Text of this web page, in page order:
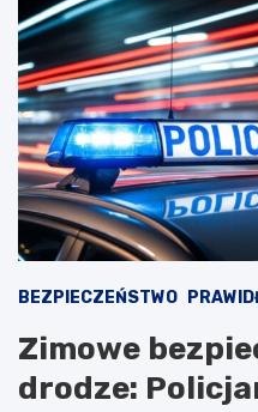
BEZPIECZEŃSTWO
Zimowe
drodze: